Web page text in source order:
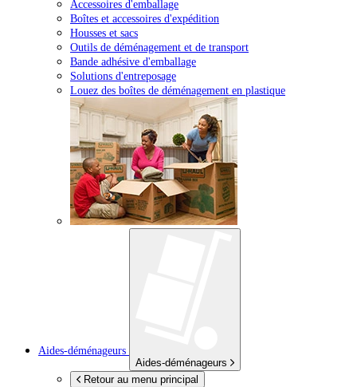
Accessoires d'emballage
Boîtes et accessoires d'expédition
Housses et sacs
Outils de déménagement et de transport
Bande adhésive d'emballage
Solutions d'entreposage
Louez des boîtes de déménagement en plastique
Aides-déménageurs
Aides-déménageurs
Retour au menu principal